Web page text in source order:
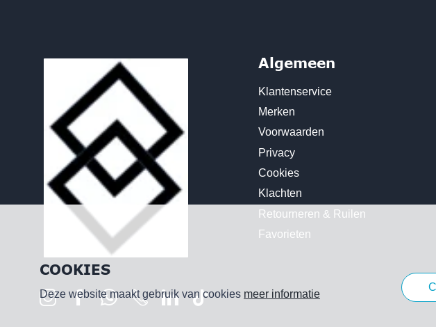
Algemeen
Klantenservice
Merken
Voorwaarden
Privacy
Cookies
Klachten
Retourneren & Ruilen
Favorieten
COOKIES
Deze website maakt gebruik van cookies meer informatie